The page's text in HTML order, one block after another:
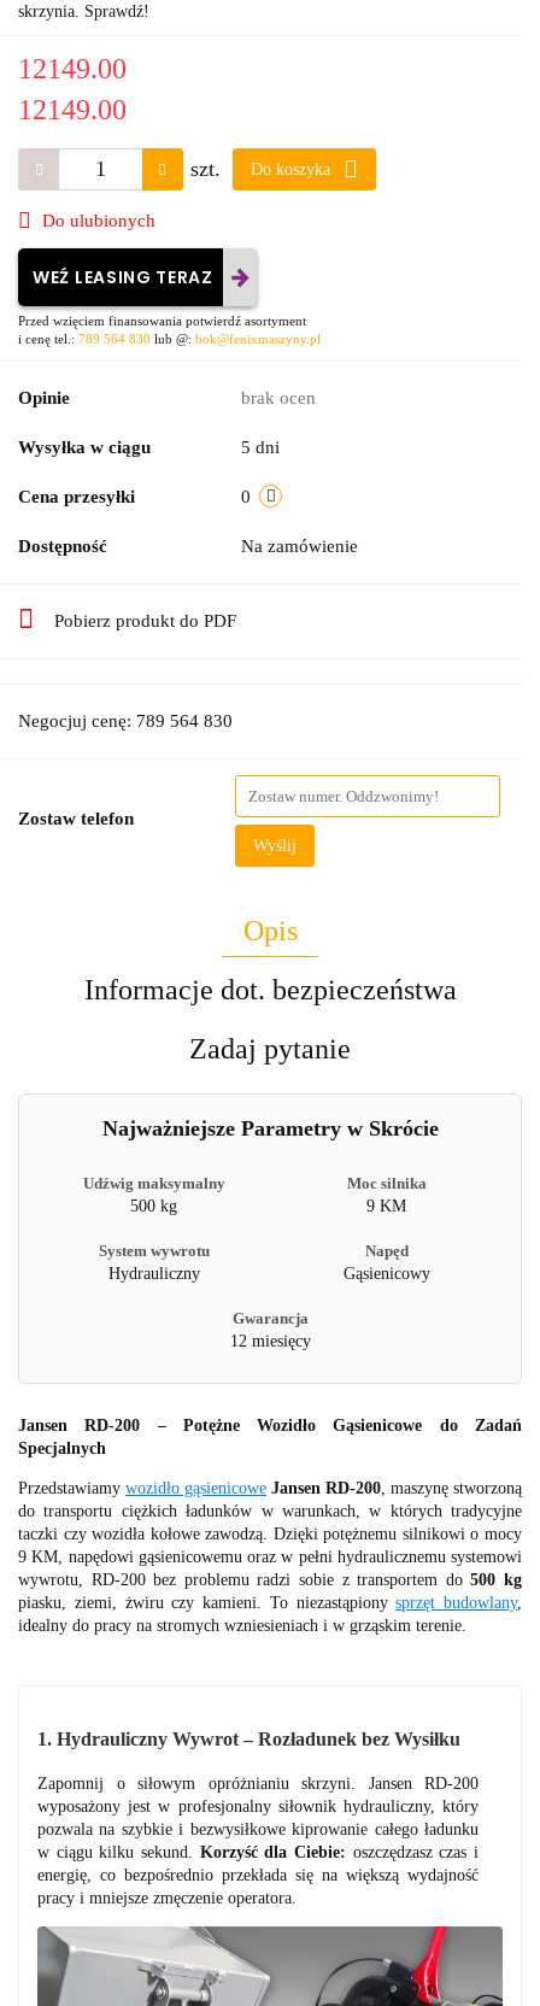
skrzynia. Sprawdź!
12149.00
12149.00
szt. Do koszyka
Do ulubionych
WEŹ LEASING TERAZ
Przed wzięciem finansowania potwierdź asortyment
i cenę tel.: 789 564 830 lub @: bok@fenixmaszyny.pl
Opinie brak ocen
Wysyłka w ciągu 5 dni
Cena przesyłki 0
Dostępność Na zamówienie
Pobierz produkt do PDF
Negocjuj cenę: 789 564 830
Zostaw telefon
Wyślij
Opis
Informacje dot. bezpieczeństwa
Zadaj pytanie
Najważniejsze Parametry w Skrócie
Udźwig maksymalny
500 kg
Moc silnika
9 KM
System wywrotu
Hydrauliczny
Napęd
Gąsienicowy
Gwarancja
12 miesięcy
Jansen RD-200 – Potężne Wozidło Gąsienicowe do Zadań
Specjalnych
Przedstawiamy wozidło gąsienicowe Jansen RD-200, maszynę stworzoną
do transportu ciężkich ładunków w warunkach, w których tradycyjne
taczki czy wozidła kołowe zawodzą. Dzięki potężnemu silnikowi o mocy
9 KM, napędowi gąsienicowemu oraz w pełni hydraulicznemu systemowi
wywrotu, RD-200 bez problemu radzi sobie z transportem do500 kg
piasku, ziemi, żwiru czy kamieni. To niezastąpionysprzęt budowlany,
idealny do pracy na stromych wzniesieniach i w grząskim terenie.
1. Hydrauliczny Wywrot – Rozładunek bez Wysiłku
Zapomnij o siłowym opróżnianiu skrzyni. Jansen RD-200
wyposażony jest w profesjonalny siłownik hydrauliczny, który
pozwala na szybkie i bezwysiłkowe kiprowanie całego ładunku
w ciągu kilku sekund. Korzyść dla Ciebie: oszczędzasz czas i
energię, co bezpośrednio przekłada się na większą wydajność
pracy i mniejsze zmęczenie operatora.